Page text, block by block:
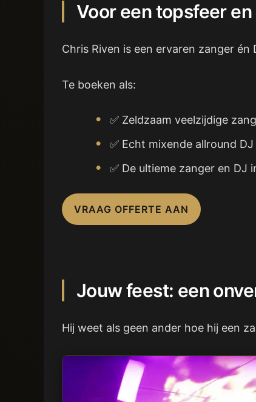
Voor een topsfeer
Chris Riven is een ervaren zanger
Te boeken als:
✅ Zeldzaam veelzijdige
✅ Echt mixende allround DJ
✅ De ultieme zanger en DJ
VRAAG OFFERTE AAN
Jouw feest: een
Hij weet als geen ander hoe hij een